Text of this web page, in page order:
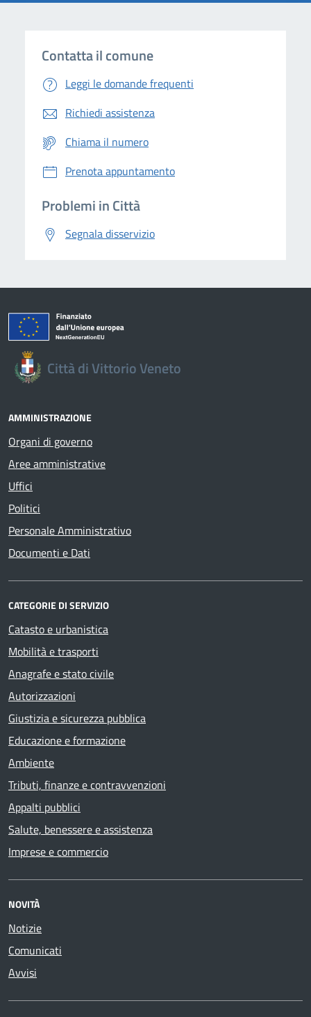
Contatta il comune
Leggi le domande frequenti
Richiedi assistenza
Chiama il numero
Prenota appuntamento
Problemi in Città
Segnala disservizio
Città di Vittorio Veneto
AMMINISTRAZIONE
Organi di governo
Aree amministrative
Uffici
Politici
Personale Amministrativo
Documenti e Dati
CATEGORIE DI SERVIZIO
Catasto e urbanistica
Mobilità e trasporti
Anagrafe e stato civile
Autorizzazioni
Giustizia e sicurezza pubblica
Educazione e formazione
Ambiente
Tributi, finanze e contravvenzioni
Appalti pubblici
Salute, benessere e assistenza
Imprese e commercio
NOVITÀ
Notizie
Comunicati
Avvisi